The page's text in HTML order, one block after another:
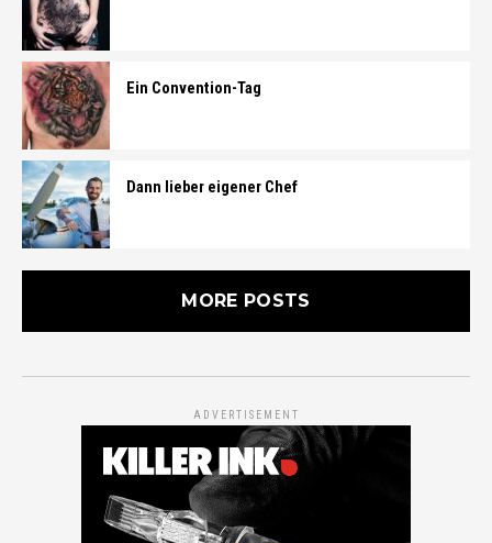
Ein Convention-Tag
Dann lieber eigener Chef
MORE POSTS
ADVERTISEMENT